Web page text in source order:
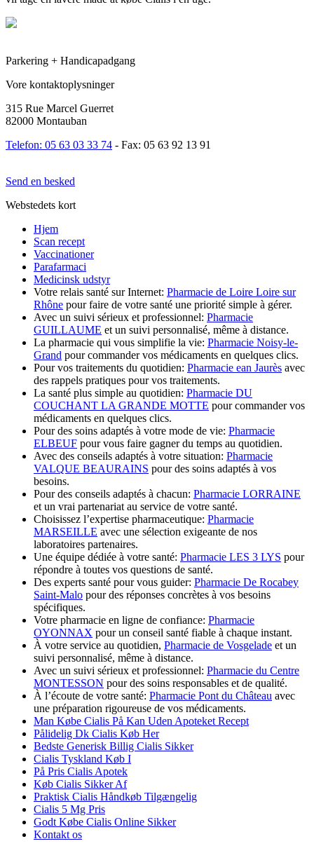
Parkering + Handicapadgang
Vore kontaktoplysninger
315 Rue Marcel Guerret
82000 Montauban
Telefon: 05 63 03 33 74 - Fax: 05 63 92 13 91
Send en besked
Webstedets kort
Hjem
Scan recept
Vaccinationer
Parafarmaci
Medicinsk udstyr
Votre relais santé sur Internet: Pharmacie de Loire Loire sur
Rhône pour faire de votre santé une priorité simple à gérer.
Avec un suivi sérieux et professionnel: Pharmacie
GUILLAUME et un suivi personnalisé, même à distance.
La pharmacie qui vous simplifie la vie: Pharmacie Noisy-le-
Grand pour commander vos médicaments en quelques clics.
Pour vos traitements du quotidien: Pharmacie ean Jaurès avec
des rappels pratiques pour vos traitements.
La santé plus simple au quotidien: Pharmacie DU
COUCHANT LA GRANDE MOTTE pour commander vos
médicaments en quelques clics.
Pour des soins adaptés à votre mode de vie: Pharmacie
ELBEUF pour vous faire gagner du temps au quotidien.
Avec des conseils adaptés à votre situation: Pharmacie
VALQUE BEAURAINS pour des soins adaptés à vos
besoins.
Pour des conseils adaptés à chacun: Pharmacie LORRAINE
et un vrai partenariat au service de votre santé.
Choisissez l’expertise pharmaceutique: Pharmacie
MARSEILLE avec une sélection exigeante de nos
laboratoires partenaires.
Une équipe dédiée à votre santé: Pharmacie LES 3 LYS pour
répondre à toutes vos questions de santé.
Des experts santé pour vous guider: Pharmacie De Rocabey
Saint-Malo pour des réponses concrètes à vos besoins
spécifiques.
Votre pharmacie en ligne de confiance: Pharmacie
OYONNAX pour un conseil santé fiable à chaque instant.
À votre service au quotidien, Pharmacie de Vosgelade et un
suivi personnalisé, même à distance.
Avec un suivi sérieux et professionnel: Pharmacie du Centre
MONTESSON pour des soins responsables et de qualité.
À l’écoute de votre santé: Pharmacie Pont du Château avec
une préparation rigoureuse de vos médicaments.
Man Købe Cialis På Kan Uden Apoteket Recept
Pålidelig Dk Cialis Køb Her
Bedste Generisk Billig Cialis Sikker
Cialis Tyskland Køb I
På Pris Cialis Apotek
Køb Cialis Sikker Af
Praktisk Cialis Håndkøb Tilgængelig
Cialis 5 Mg Pris
Godt Købe Cialis Online Sikker
Kontakt os